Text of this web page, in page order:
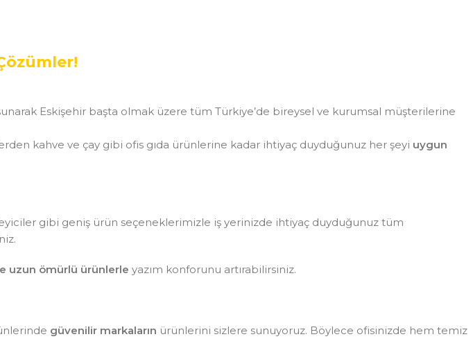
Eskişehir başta olmak üzere tüm Türkiye’de bireysel ve kurumsal müşterilerine
kahve ve çay gibi ofis gıda ürünlerine kadar ihtiyaç duyduğunuz her şeyi uygun
gibi geniş ürün seçeneklerimizle iş yerinizde ihtiyaç duyduğunuz tüm
uzun ömürlü ürünlerle yazım konforunu artırabilirsiniz.
güvenilir markaların ürünlerini sizlere sunuyoruz. Böylece ofisinizde hem temiz